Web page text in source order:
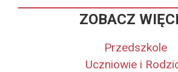
ZOBACZ
Przedszkole
Uczniowie i